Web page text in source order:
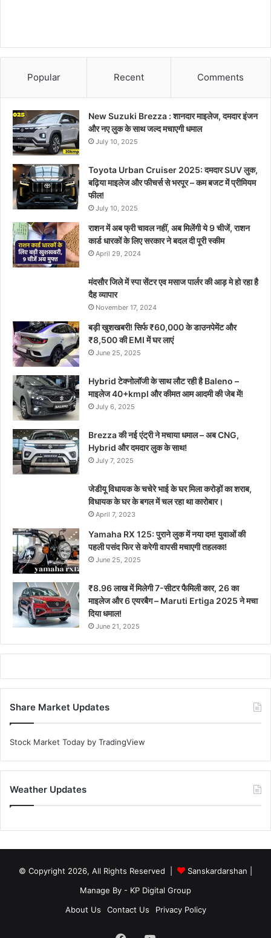
Popular Recent Comments
New Suzuki Brezza : शानदार माइलेज, दमदार इंजन
और नए लुक के साथ जल्द मचाएगी धमाल
July 10, 2025
Toyota Urban Cruiser 2025: दमदार SUV लुक,
बढ़िया माइलेज और फीचर्स से भरपूर – कम बजट में प्रीमियम
फील!
July 10, 2025
राशन में अब फ्री चावल नहीं, अब मिलेंगी ये 9 चीजें, राशन
कार्ड धारकों के लिए सरकार ने बदल दी पूरी स्कीम
April 29, 2024
मंदसौर जिले में स्पा सेंटर एव मसाज पार्लर की आड़ मे हो रहा है
दैह व्यापार
November 17, 2024
बड़ी खुशखबरी! सिर्फ ₹60,000 के डाउनपेमेंट और
₹8,500 की EMI में घर लाएं
June 25, 2025
Hybrid टेक्नोलॉजी के साथ लौट रही है Baleno –
माइलेज 40+kmpl और कीमत आम आदमी की जेब में!
July 6, 2025
Brezza की नई एंट्री ने मचाया धमाल – अब CNG,
Hybrid और दमदार लुक के साथ!
July 7, 2025
जेडीयू विधायक के चचेरे भाई के घर मिला करोड़ों का शराब,
विधायक के घर के बगल में चल रहा था कारोबार।
April 7, 2023
Yamaha RX 125: पुराने लुक में नया दम! युवाओं की
पहली पसंद फिर से करेगी वापसी मचाएगी तहलका!
June 25, 2025
₹8.96 लाख में मिलेगी 7-सीटर फैमिली कार, 26 का
माइलेज और 6 एयरबैग – Maruti Ertiga 2025 ने मचा
दिया धमाल!
June 21, 2025
Share Market Updates
Stock Market Today by TradingView
Weather Updates
© Copyright 2026, All Rights Reserved | Sanskardarshan
Manage By - KP Digital Group
About Us
Contact Us Privacy Policy